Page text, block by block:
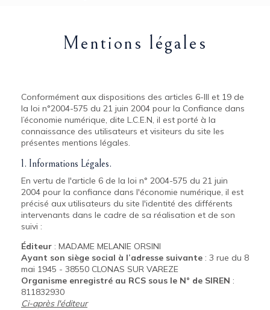
Mentions légales
Conformément aux dispositions des articles 6-III et 19 de
la loi n°2004-575 du 21 juin 2004 pour la Confiance dans
l’économie numérique, dite L.C.E.N, il est porté à la
connaissance des utilisateurs et visiteurs du site les
présentes mentions légales.
1. Informations Légales.
En vertu de l'article 6 de la loi n° 2004-575 du 21 juin
2004 pour la confiance dans l'économie numérique, il est
précisé aux utilisateurs du site l'identité des différents
intervenants dans le cadre de sa réalisation et de son
suivi :
Éditeur : MADAME MELANIE ORSINI
Ayant son siège social à l’adresse suivante : 3 rue du 8
mai 1945 - 38550 CLONAS SUR VAREZE
Organisme enregistré au RCS sous le N° de SIREN :
811832930
Ci-après l'éditeur